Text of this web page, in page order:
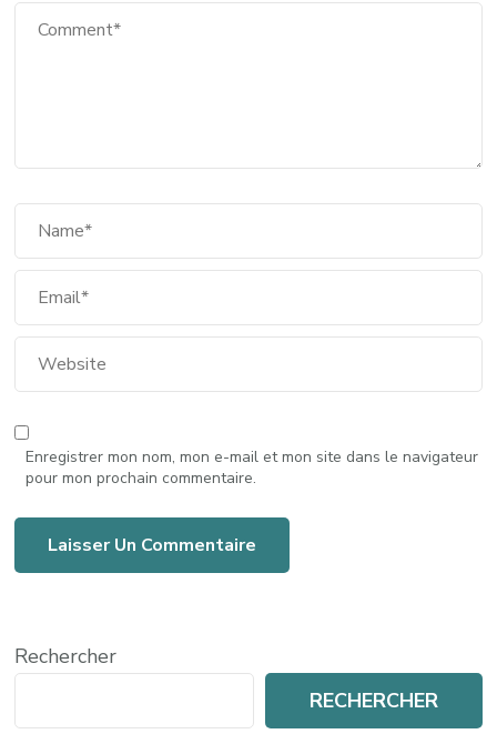
Enregistrer mon nom, mon e-mail et mon site dans le navigateur
pour mon prochain commentaire.
Rechercher
RECHERCHER